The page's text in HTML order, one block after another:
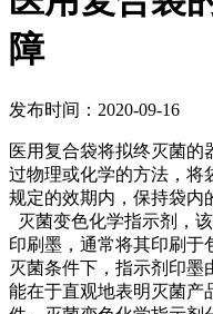
障
发布时间：2020-09-16
医用复合袋将拟终灭菌的
过物理或化学的方法，将
规定的效期内，保持袋内
灭菌变色化学指示剂，
印刷墨，通常将其印刷于
灭菌条件下，指示剂印墨
能在于直观地表明灭菌产